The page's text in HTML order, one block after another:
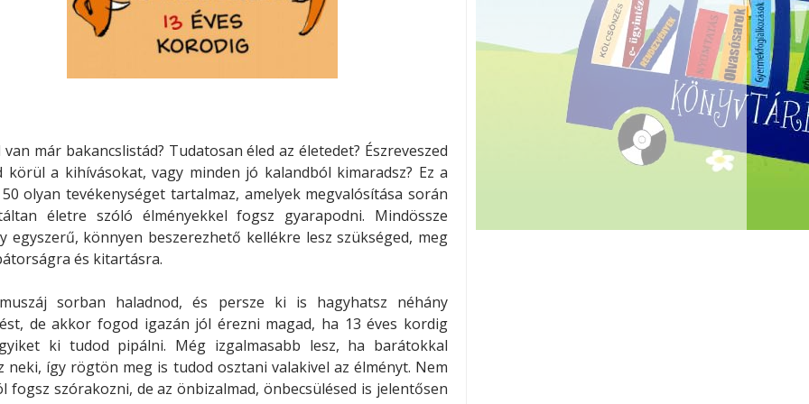
van már bakancslistád? Tudatosan éled az életedet? Észreveszed
körül a kihívásokat, vagy minden jó kalandból kimaradsz? Ez a
olyan tevékenységet tartalmaz, amelyek megvalósítása során
életre szóló élményekkel fogsz gyarapodni. Mindössze
egyszerű, könnyen beszerezhető kellékre lesz szükséged, meg
és kitartásra.
sorban haladnod, és persze ki is hagyhatsz néhány
de akkor fogod igazán jól érezni magad, ha 13 éves kordig
ki tudod pipálni. Még izgalmasabb lesz, ha barátokkal
neki, így rögtön meg is tudod osztani valakivel az élményt. Nem
fogsz szórakozni, de az önbizalmad, önbecsülésed is jelentősen